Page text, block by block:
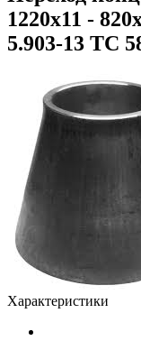
1220х11 -
5.903-13 ТС
Характеристики